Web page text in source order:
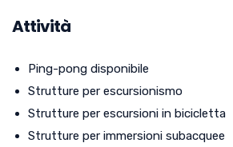
Attività
Ping-pong disponibile
Strutture per escursionismo
Strutture per escursioni in bicicletta
Strutture per immersioni subacquee